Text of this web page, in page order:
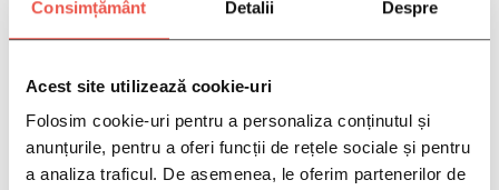
Consimțământ Detalii Despre
Acest site utilizează cookie-uri
Folosim cookie-uri pentru a personaliza conținutul și
anunțurile, pentru a oferi funcții de rețele sociale și pentru
a analiza traficul. De asemenea, le oferim partenerilor de
HERE: